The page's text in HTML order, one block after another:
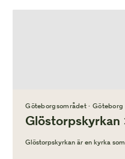
Göteborgsområdet · Göteborg
Glöstorpskyrkan
Glöstorpskyrkan är en kyrka